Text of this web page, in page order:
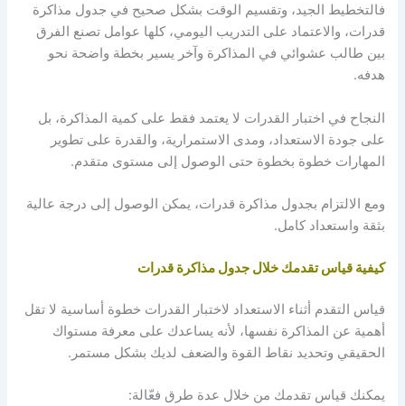
فالتخطيط الجيد، وتقسيم الوقت بشكل صحيح في جدول مذاكرة
قدرات، والاعتماد على التدريب اليومي، كلها عوامل تصنع الفرق
بين طالب عشوائي في المذاكرة وآخر يسير بخطة واضحة نحو
هدفه.
النجاح في اختبار القدرات لا يعتمد فقط على كمية المذاكرة، بل
على جودة الاستعداد، ومدى الاستمرارية، والقدرة على تطوير
المهارات خطوة بخطوة حتى الوصول إلى مستوى متقدم.
ومع الالتزام بجدول مذاكرة قدرات، يمكن الوصول إلى درجة عالية
بثقة واستعداد كامل.
كيفية قياس تقدمك خلال جدول مذاكرة قدرات
قياس التقدم أثناء الاستعداد لاختبار القدرات خطوة أساسية لا تقل
أهمية عن المذاكرة نفسها، لأنه يساعدك على معرفة مستواك
الحقيقي وتحديد نقاط القوة والضعف لديك بشكل مستمر.
يمكنك قياس تقدمك من خلال عدة طرق فعّالة: